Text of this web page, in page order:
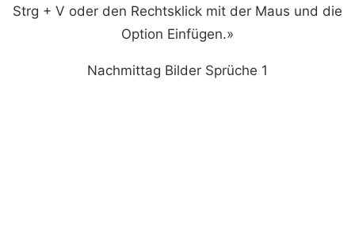
Strg + V oder den Rechtsklick mit der Maus und die
Option Einfügen.»
Nachmittag Bilder Sprüche 1